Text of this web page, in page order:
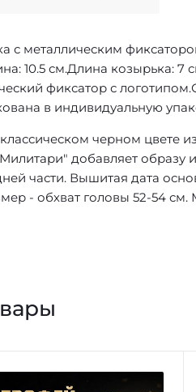
с металлическим
10.5 см.Длина козырька:
фиксатор с
в индивидуальную
черном цвете
добавляет образу
части. Вышитая дата
- обхват головы 52-54